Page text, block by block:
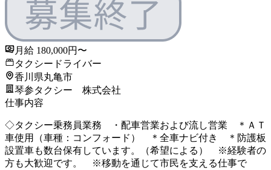
月給 180,000円〜
タクシードライバー
香川県丸亀市
琴参タクシー 株式会社
仕事内容
◇タクシー乗務員業務 ・配車営業および流し営業 ＊ＡＴ
車使用（車種：コンフォード） ＊全車ナビ付き ＊防護板
設置車も数台保有しています。（希望による） ※経験者の
方も大歓迎です。 ※移動を通じて市民を支える仕事で